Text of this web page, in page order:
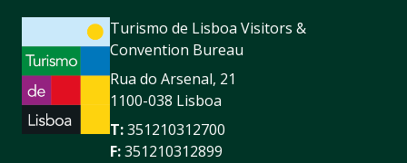
Turismo de Lisboa Visitors &
Convention Bureau
Rua do Arsenal, 21
1100-038 Lisboa
T:351210312700
F:351210312899